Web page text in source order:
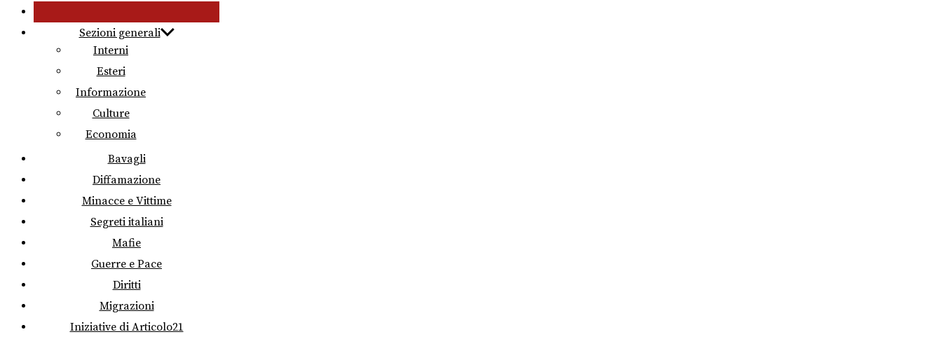
Sezioni generali
Interni
Esteri
Informazione
Culture
Economia
Bavagli
Diffamazione
Minacce e Vittime
Segreti italiani
Mafie
Guerre e Pace
Diritti
Migrazioni
Iniziative di Articolo21